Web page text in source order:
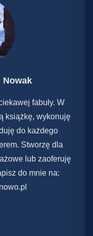
Nowak
fabuły. W
książkę, wykonuję
do każdego
Stworzę dla
lub zaoferuję
do mnie na: